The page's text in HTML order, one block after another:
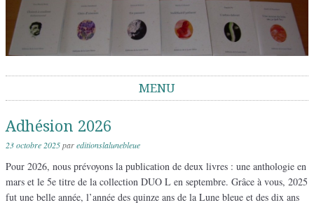
MENU
Adhésion 2026
23 octobre 2025pareditionslalunebleue
Pour 2026, nous prévoyons la publication de deux livres : une anthologie en
mars et le 5e titre de la collection DUO L en septembre. Grâce à vous, 2025
fut une belle année, l’année des quinze ans de la Lune bleue et des dix ans